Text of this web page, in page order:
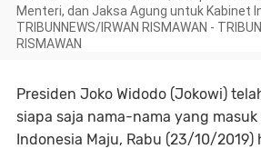
Menteri, dan Jaksa Agung untuk Kabinet
TRIBUNNEWS/IRWAN RISMAWAN -
RISMAWAN
Presiden Joko Widodo (Jokowi)
siapa saja nama-nama yang
Indonesia Maju, Rabu (23/10/2019)